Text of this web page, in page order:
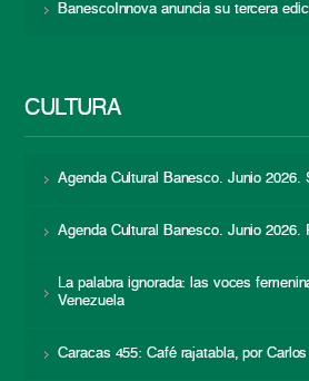
BanescoInnova anuncia su tercera
CULTURA
Agenda Cultural Banesco. Junio 2026.
Agenda Cultural Banesco. Junio 2026.
La palabra ignorada: las voces
Venezuela
Caracas 455: Café rajatabla, por